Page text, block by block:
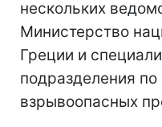
нескольких
Министерство
Греции и
подразделения
взрывоопасных